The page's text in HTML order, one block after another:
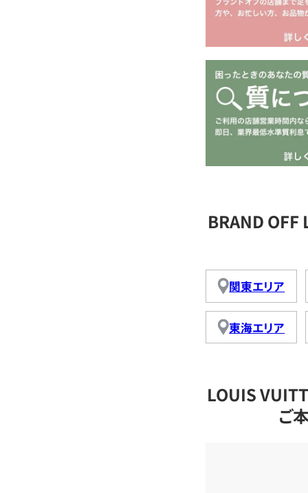
BRAND
関東エリア
東海エリア
LOUIS
ご